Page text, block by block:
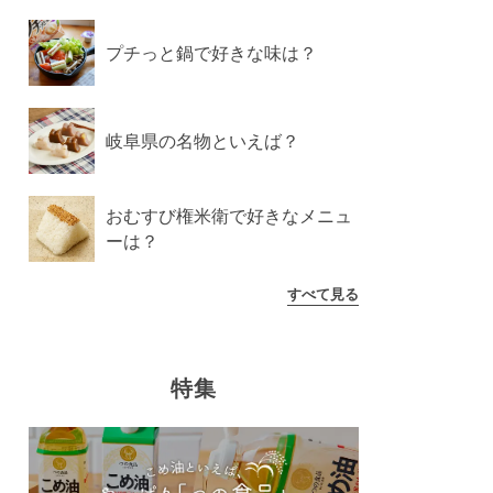
プチっと鍋で好きな味は？
岐阜県の名物といえば？
おむすび権米衛で好きなメニュ
ーは？
すべて見る
特集